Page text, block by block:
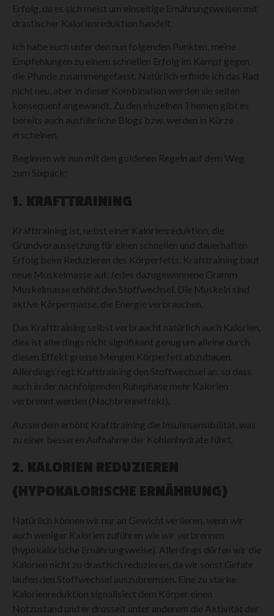
Erfolg, da es sich meist um einseitige Ernährungsweisen mit
drastischer Kalorienreduktion handelt.
Ich habe euch unter den nun folgenden Punkten, meine
Empfehlungen zu einem schnellen Erfolg im Kampf gegen
die Pfunde zusammengefasst. Natürlich erfinde ich das Rad
nicht neu, aber in dieser Kombination werden sie selten
konsequent angewandt. Zu den einzelnen Themen gibt es
bereits auch ausführliche Blogs bzw. werden in Kürze
erscheinen.
Beginnen wir nun mit den goldenen Regeln auf dem Weg
zum Sixpack:
1. KRAFTTRAINING
Krafttraining ist, nebst einer Kalorienreduktion, die
Grundvoraussetzung für einen schnellen und dauerhaften
Erfolg beim Reduzieren des Körperfetts. Krafttraining baut
neue Muskelmasse auf. Jedes dazugewonnene Gramm
Muskelmasse erhöht den Stoffwechsel. Die Muskeln sind
aktive Körpermasse, die Energie verbrauchen.
Das Krafttraining selbst verbraucht natürlich auch Kalorien,
dies ist allerdings nicht signifikant genug um alleine durch
diesen Effekt grosse Mengen Körperfett abzubauen.
Allerdings regt Krafttraining den Stoffwechsel an, so dass
auch in der nachfolgenden Ruhephase mehr Kalorien
verbrennt werden (Nachbrenneffekt).
Ausserdem erhöht Krafttraining die Insulinsensibilität, was
zu einer besseren Aufnahme der Kohlenhydrate führt.
2. KALORIEN REDUZIEREN
(HYPOKALORISCHE ERNÄHRUNG)
Natürlich können wir nur an Gewicht verlieren, wenn wir
auch weniger Kalorien zuführen wie wir verbrennen
(hypokalorische Ernährungsweise). Allerdings dürfen wir die
Kalorien nicht zu drastisch reduzieren, da wir sonst Gefahr
laufen den Stoffwechsel auszubremsen. Eine zu starke
Kalorienreduktion signalisiert dem Körper einen
Notzustand und er drosselt unter anderem die Aktivität der